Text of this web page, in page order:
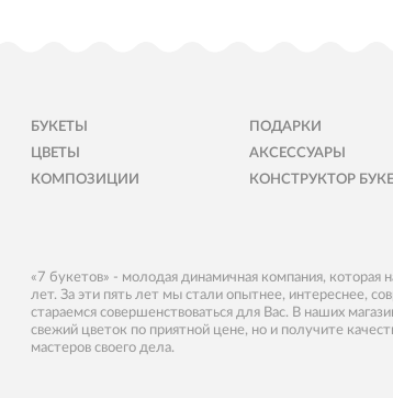
БУКЕТЫ
ЦВЕТЫ
КОМПОЗИЦИИ
ПОДАРКИ
АКСЕССУАРЫ
КОНСТРУКТОР
«7 букетов» - молодая динамичная компания, которая
лет. За эти пять лет мы стали опытнее, интереснее,
стараемся совершенствоваться для Вас. В наших
свежий цветок по приятной цене, но и получите
мастеров своего дела.